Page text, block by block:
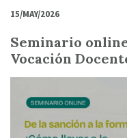
15/MAY/2026
Seminario
Vocación